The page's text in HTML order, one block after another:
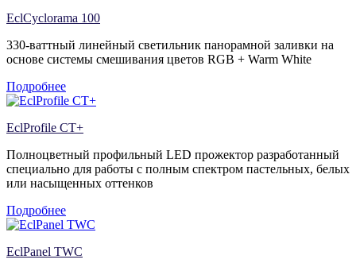
EclCyclorama 100
330-ваттный линейный светильник панорамной заливки на
основе системы смешивания цветов RGB + Warm White
Подробнее
EclProfile CT+
Полноцветный профильный LED прожектор разработанный
специально для работы с полным спектром пастельных, белых
или насыщенных оттенков
Подробнее
EclPanel TWC